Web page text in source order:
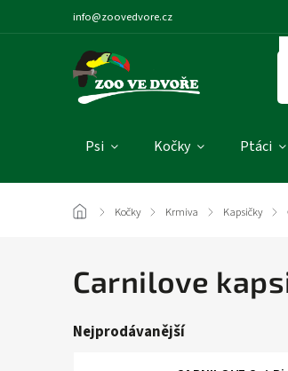
info@zoovedvore.cz
Psi Kočky Ptáci
/ Kočky / Krmiva / Kapsičky /
Carnilove
Nejprodávanější